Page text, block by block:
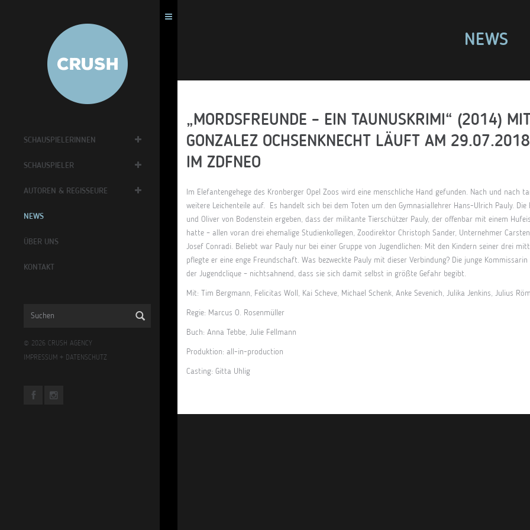
SCHAUSPIELERINNEN
SCHAUSPIELER
AUTOREN & REGISSEURE
NEWS
ÜBER UNS
KONTAKT
© 2026 CRUSH AGENCY
IMPRESSUM + DATENSCHUTZ
NEWS
„MORDSFREUNDE – EIN TAUNUSKRIMI“ (2014)
GONZALEZ OCHSENKNECHT LÄUFT AM
IM ZDFNEO
Im Elefantengehege des Kronberger Opel Zoos wird eine menschliche Hand gefunden. Nach und nach
weitere Leichenteile auf.
Es handelt sich bei dem Toten um den Gymnasiallehrer Hans-Ulrich Pauly.
und Oliver von Bodenstein ergeben, dass der militante Tierschützer Pauly, der offenbar mit einem
hatte – allen voran drei ehemalige Studienkollegen, Zoodirektor Christoph Sander, Unternehmer
Josef Conradi. Beliebt war Pauly nur bei einer Gruppe von Jugendlichen: Mit den Kindern seiner drei
pflegte er eine enge Freundschaft. Was bezweckte Pauly mit dieser Verbindung? Die junge
der Jugendclique – nichtsahnend, dass sie sich damit selbst in größte Gefahr begibt.
Mit: Tim Bergmann, Felicitas Woll, Kai Scheve, Michael Schenk, Anke Sevenich, Julika Jenkins, Julius
Regie: Marcus O. Rosenmüller
Buch: Anna Tebbe, Julie Fellmann
Produktion: all-in-production
Casting: Gitta Uhlig